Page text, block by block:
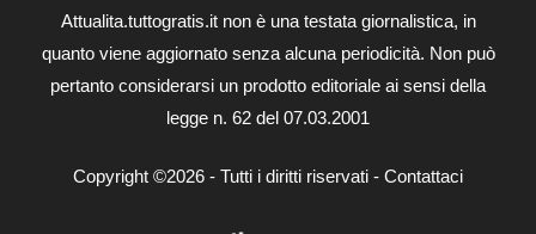
Attualita.tuttogratis.it non è una testata giornalistica, in
quanto viene aggiornato senza alcuna periodicità. Non può
pertanto considerarsi un prodotto editoriale ai sensi della
legge n. 62 del 07.03.2001
Copyright ©2026 - Tutti i diritti riservati - Contattaci